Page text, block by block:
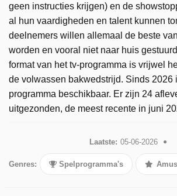
geen instructies krijgen) en de
al hun vaardigheden en talent kunnen
deelnemers willen allemaal de beste
worden en vooral niet naar huis
format van het tv-programma is vrijwel
de volwassen bakwedstrijd. Sinds 2026
programma beschikbaar. Er zijn 24
uitgezonden, de meest recente in juni
Laatste: 05-06-2026
Genres: Spelprogramma's